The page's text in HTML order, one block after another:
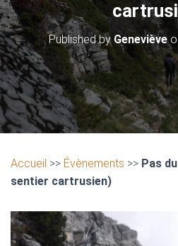
Published byGeneviève
Accueil >> Évènements >> Pas
sentier cartrusien)